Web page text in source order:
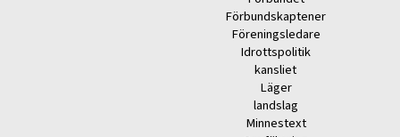
Förbundskaptener
Föreningsledare
Idrottspolitik
kansliet
Läger
landslag
Minnestext